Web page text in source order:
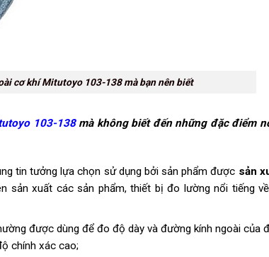
cơ khí Mitutoyo 103-138 mà bạn nên biết
103-138mà không biết đến những đặc điểm
tin tưởng lựa chọn sử dụng bởi sản phẩm được sản
sản xuất các sản phẩm, thiết bị đo lường nổi tiếng
được dùng để đo độ dày và đường kính ngoài của
chính xác cao;